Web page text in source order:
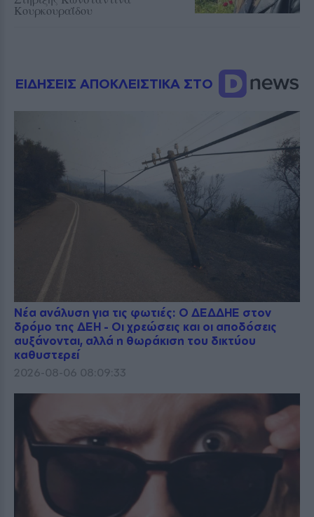
Κουρκουραΐδου
ΕΙΔΗΣΕΙΣ ΑΠΟΚΛΕΙΣΤΙΚΑ ΣΤΟ
Νέα ανάλυση για τις φωτιές: Ο ΔΕΔΔΗΕ στον
δρόμο της ΔΕΗ - Οι χρεώσεις και οι αποδόσεις
αυξάνονται, αλλά η θωράκιση του δικτύου
καθυστερεί
2026-08-06 08:09:33